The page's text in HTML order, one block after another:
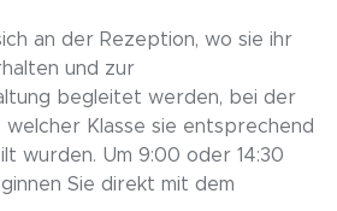
an der Rezeption, wo sie ihr
und zur
begleitet werden, bei der
Klasse sie entsprechend
wurden. Um 9:00 oder 14:30
Sie direkt mit dem